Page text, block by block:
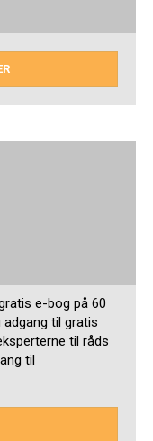
e-bog på 60
til gratis
til råds
til